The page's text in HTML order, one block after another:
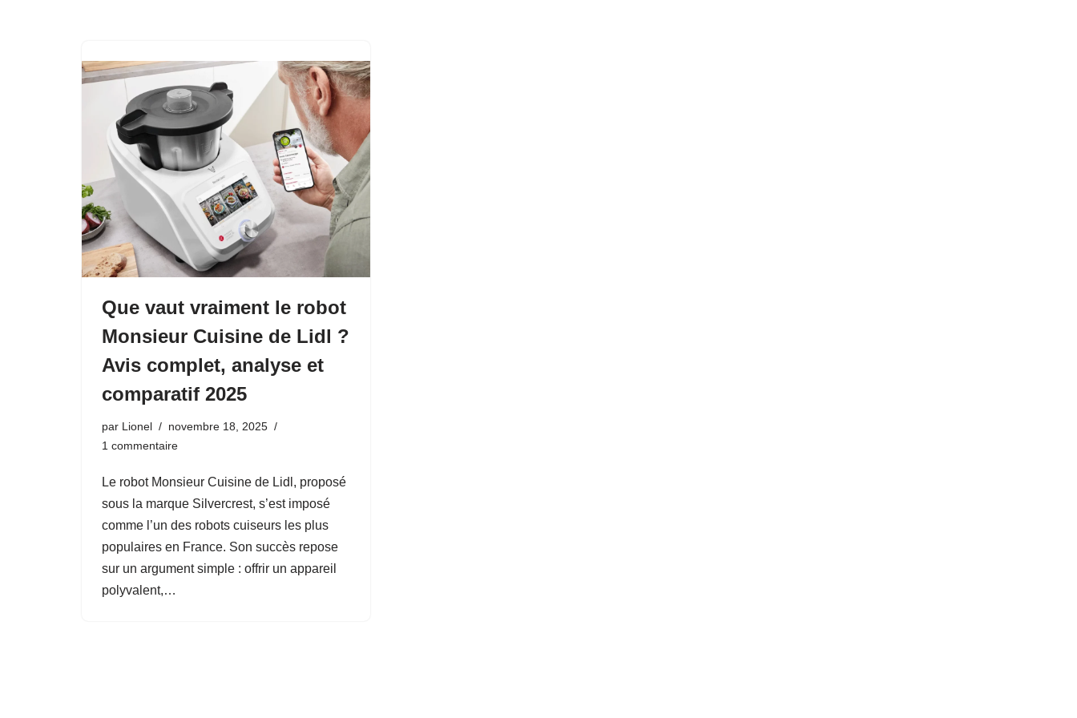
Que vaut vraiment le robot
Monsieur Cuisine de Lidl ?
Avis complet, analyse et
comparatif 2025
par Lionel
novembre 18, 2025
1 commentaire
Le robot Monsieur Cuisine de Lidl, proposé
sous la marque Silvercrest, s’est imposé
comme l’un des robots cuiseurs les plus
populaires en France. Son succès repose
sur un argument simple : offrir un appareil
polyvalent,…